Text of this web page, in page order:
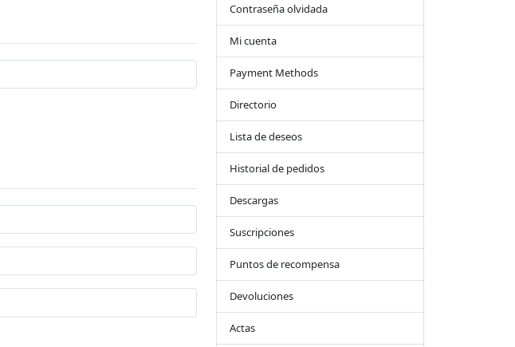
Contraseña olvidada
Mi cuenta
Payment Methods
Directorio
Lista de deseos
Historial de pedidos
Descargas
Suscripciones
Puntos de recompensa
Devoluciones
Actas